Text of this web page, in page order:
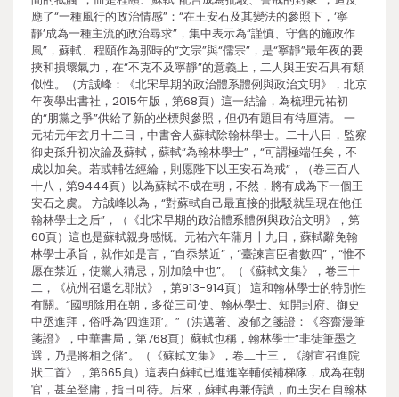
應了“一種風行的政治情感”：“在王安石及其變法的參照下，‘寧
靜’成為一種主流的政治尋求”，集中表示為“謹慎、守舊的施政作
風”，蘇軾、程頤作為那時的“文宗”與“儒宗”，是“寧靜”最年夜的要
挾和損壞氣力，在“不克不及寧靜”的意義上，二人與王安石具有類
似性。（方誠峰：《北宋早期的政治體系體例與政治文明》，北京
年夜學出書社，2015年版，第68頁）這一結論，為梳理元祐初
的“朋黨之爭”供給了新的坐標與參照，但仍有題目有待厘清。 一
元祐元年玄月十二日，中書舍人蘇軾除翰林學士。二十八日，監察
御史孫升初次論及蘇軾，蘇軾“為翰林學士”，“可謂極端任矣，不
成以加矣。若或輔佐經綸，則愿陛下以王安石為戒”，（卷三百八
十八，第9444頁）以為蘇軾不成在朝，不然，將有成為下一個王
安石之虞。 方誠峰以為，“對蘇軾自己最直接的批駁就呈現在他任
翰林學士之后”，（《北宋早期的政治體系體例與政治文明》，第
60頁）這也是蘇軾親身感慨。元祐六年蒲月十九日，蘇軾辭免翰
林學士承旨，就作如是言，“自忝禁近”，“臺諫言臣者數四”，“惟不
愿在禁近，使黨人猜忌，別加陰中也”。（《蘇軾文集》，卷三十
二，《杭州召還乞郡狀》，第913-914頁） 這和翰林學士的特別性
有關。“國朝除用在朝，多從三司使、翰林學士、知開封府、御史
中丞進拜，俗呼為‘四進頭’。”（洪邁著、凌郁之箋證：《容齋漫筆
箋證》，中華書局，第768頁）蘇軾也稱，翰林學士“非徒筆墨之
選，乃是將相之儲”。（《蘇軾文集》，卷二十三，《謝宣召進院
狀二首》，第665頁）這表白蘇軾已進進宰輔候補梯隊，成為在朝
官，甚至登庸，指日可待。后來，蘇軾再兼侍讀，而王安石自翰林